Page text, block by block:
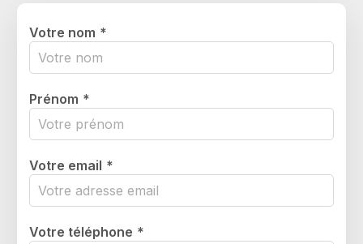
Votre nom *
Prénom *
Votre email *
Votre téléphone *